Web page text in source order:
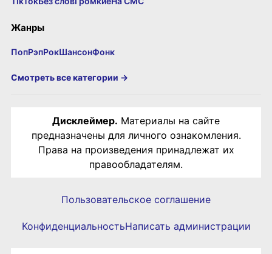
Жанры
ПопРэпРокШансонФонк
Смотреть все категории →
Дисклеймер. Материалы на сайте
предназначены для личного ознакомления.
Права на произведения принадлежат их
правообладателям.
Пользовательское соглашение
КонфиденциальностьНаписать администрации